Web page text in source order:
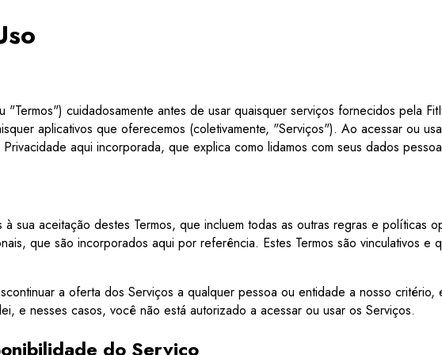
cuidadosamente antes de usar quaisquer serviços fornecidos pela
aplicativos que oferecemos (coletivamente, "Serviços"). Ao acessar ou
aqui incorporada, que explica como lidamos com seus dados
sua aceitação destes Termos, que incluem todas as outras regras e políticas
que são incorporados aqui por referência. Estes Termos são vinculativos e
a oferta dos Serviços a qualquer pessoa ou entidade a nosso
e nesses casos, você não está autorizado a acessar ou usar os Serviços.
do Serviço